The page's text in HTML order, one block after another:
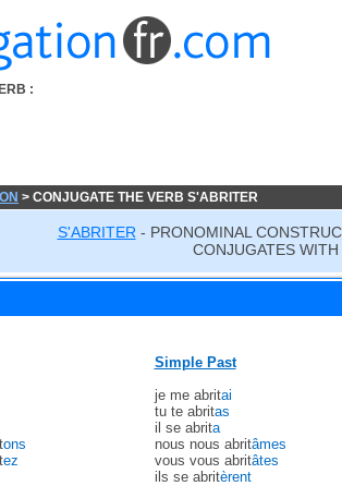
:
> CONJUGATE THE VERB S'ABRITER
S'ABRITER - PRONOMINAL
CONJUGATES
ons
ez
Simple Past
je me abritai
tu te abritas
il se abrita
nous nous abritâmes
vous vous abritâtes
ils se abritèrent